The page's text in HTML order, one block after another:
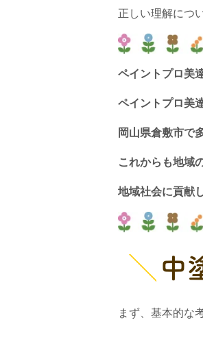
正しい理解につ
ペイントプロ美
ペイントプロ美
岡山県倉敷市で
これからも地域
地域社会に貢献
中
まず、基本的な